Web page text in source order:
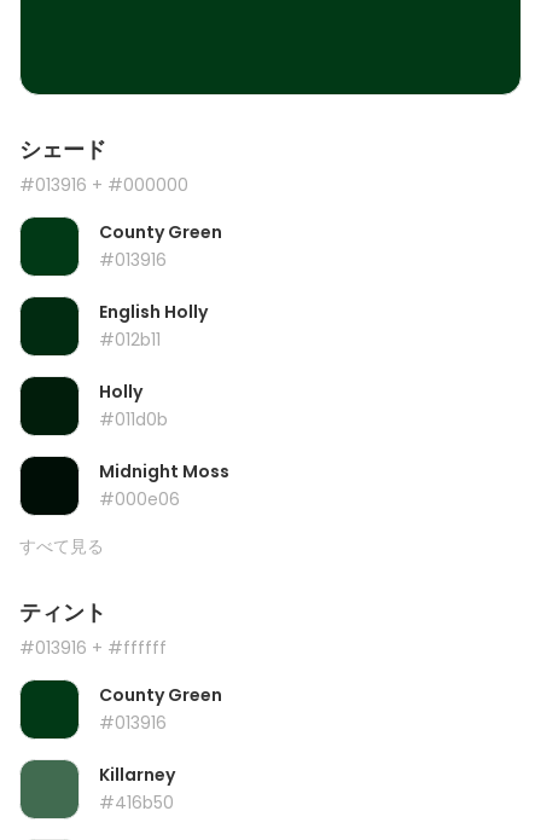
シェード
#013916 + #000000
County Green
#013916
English Holly
#012b11
Holly
#011d0b
Midnight Moss
#000e06
すべて見る
ティント
#013916 + #ffffff
County Green
#013916
Killarney
#416b50